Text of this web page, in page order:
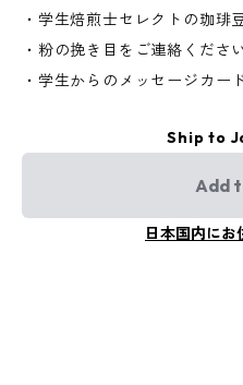
・学生焙煎士セレクトの珈琲
・粉の挽き目をご連絡くださ
・学生からのメッセージカー
Ship to
Add
日本国内にお